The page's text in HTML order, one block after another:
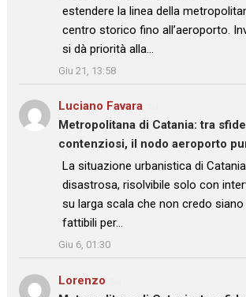
estendere la linea della
centro storico fino all’aeroporto.
si dà priorità alla…
”
Giu 21, 13:58
Luciano Favara
Metropolitana di Catania: tra
contenziosi, il nodo aeroporto
: “La situazione urbanistica di
disastrosa, risolvibile solo con
su larga scala che non credo siano
fattibili per…
Giu 6, 01:30
Lorenzo